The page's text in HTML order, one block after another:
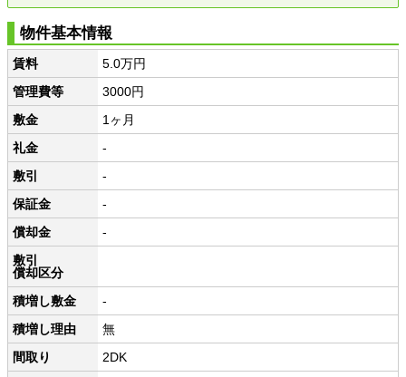
物件基本情報
賃料
5.0万円
管理費等
3000円
敷金
1ヶ月
礼金
-
敷引
-
保証金
-
償却金
-
敷引
償却区分
積増し敷金
-
積増し理由
無
間取り
2DK